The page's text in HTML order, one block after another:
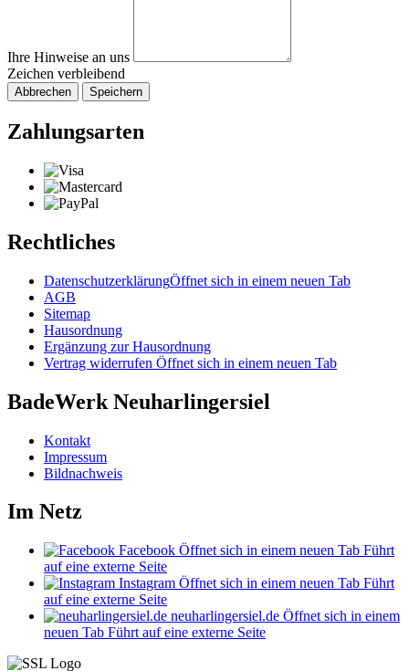
Ihre Hinweise an uns
Zeichen verbleibend
Abbrechen Speichern
Zahlungsarten
Rechtliches
DatenschutzerklärungÖffnet sich in einem neuen Tab
AGB
Sitemap
Hausordnung
Ergänzung zur Hausordnung
Vertrag widerrufen Öffnet sich in einem neuen Tab
BadeWerk Neuharlingersiel
Kontakt
Impressum
Bildnachweis
Im Netz
Facebook Öffnet sich in einem neuen Tab Führt
auf eine externe Seite
Instagram Öffnet sich in einem neuen Tab Führt
auf eine externe Seite
neuharlingersiel.de Öffnet sich in einem
neuen Tab Führt auf eine externe Seite